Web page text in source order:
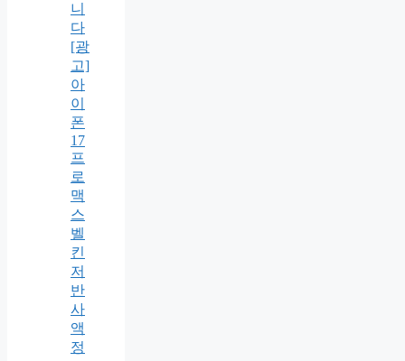
니
다
[광
고]
아
이
폰
17
프
로
맥
스
벨
킨
저
반
사
액
정